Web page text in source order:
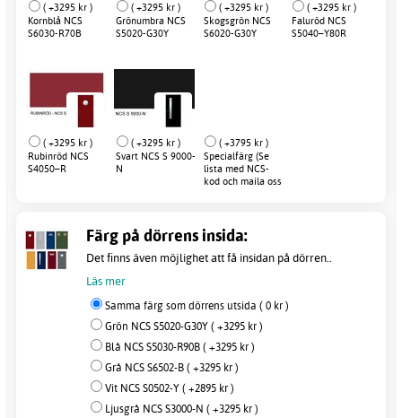
( +3295 kr )
Kornblå NCS
S6030-R70B
( +3295 kr )
Grönumbra NCS
S5020-G30Y
( +3295 kr )
Skogsgrön NCS
S6020-G30Y
( +3295 kr )
Faluröd NCS
S5040–Y80R
( +3295 kr )
Rubinröd NCS
S4050–R
( +3295 kr )
Svart NCS S 9000-
N
( +3795 kr )
Specialfärg (Se
lista med NCS-
kod och maila oss
Färg på dörrens insida:
Det finns även möjlighet att få insidan på dörren..
Läs mer
Samma färg som dörrens utsida ( 0 kr )
Grön NCS S5020-G30Y ( +3295 kr )
Blå NCS S5030-R90B ( +3295 kr )
Grå NCS S6502-B ( +3295 kr )
Vit NCS S0502-Y ( +2895 kr )
Ljusgrå NCS S3000-N ( +3295 kr )